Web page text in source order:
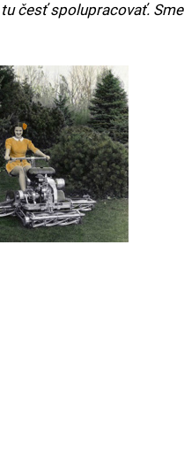
česť spolupracovať. Sme